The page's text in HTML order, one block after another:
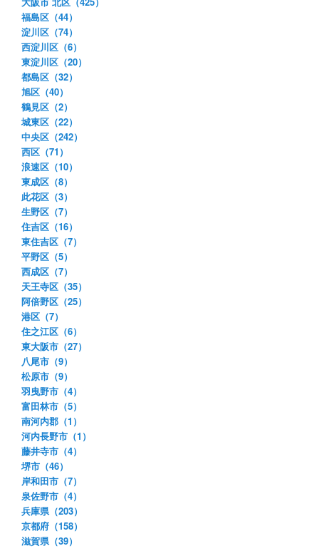
福島区（44）
淀川区（74）
西淀川区（6）
東淀川区（20）
都島区（32）
旭区（40）
鶴見区（2）
城東区（22）
中央区（242）
西区（71）
浪速区（10）
東成区（8）
此花区（3）
生野区（7）
住吉区（16）
東住吉区（7）
平野区（5）
西成区（7）
天王寺区（35）
阿倍野区（25）
港区（7）
住之江区（6）
東大阪市（27）
八尾市（9）
松原市（9）
羽曳野市（4）
富田林市（5）
南河内郡（1）
河内長野市（1）
藤井寺市（4）
堺市（46）
岸和田市（7）
泉佐野市（4）
兵庫県（203）
京都府（158）
滋賀県（39）